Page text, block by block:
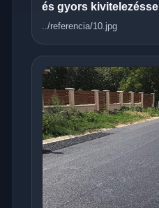
és gyors kivitelezéssel
../referencia/10.jpg